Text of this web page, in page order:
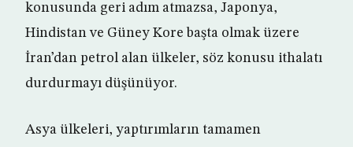
konusunda geri adım atmazsa, Japonya,
Hindistan ve Güney Kore başta olmak üzere
İran’dan petrol alan ülkeler, söz konusu ithalatı
durdurmayı düşünüyor.
Asya ülkeleri, yaptırımların tamamen